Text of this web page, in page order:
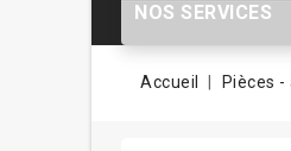
NOS SERVICES
Accueil Pièces